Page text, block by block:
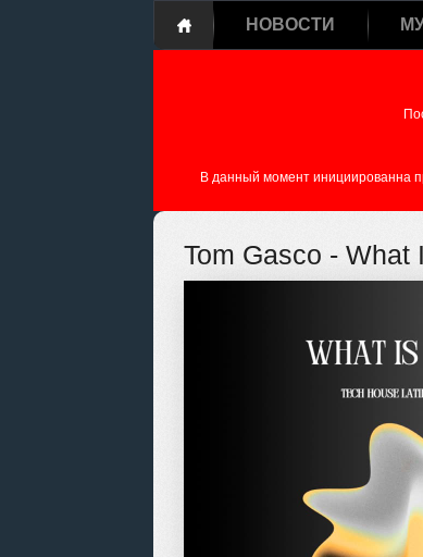
НОВОСТИ
В данный момент инициированна
Tom Gasco - What